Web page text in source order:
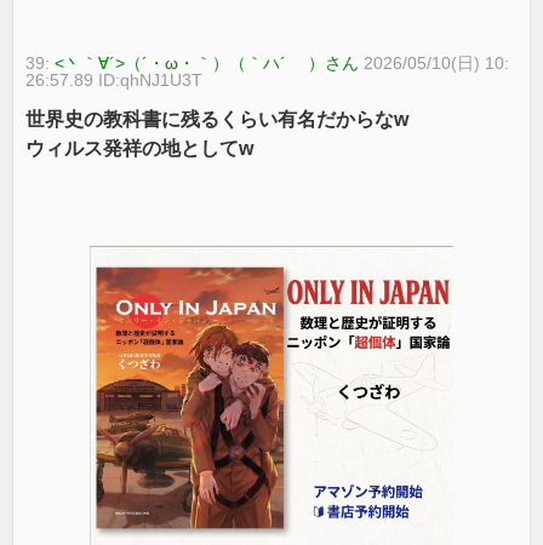
39:<丶｀∀´>（´・ω・｀）（｀ハ´ ）さん 2026/05/10(日) 10:
26:57.89 ID:qhNJ1U3T
世界史の教科書に残るくらい有名だからなw
ウィルス発祥の地としてw